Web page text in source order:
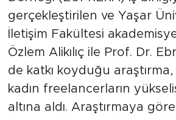
gerçekleştirilen ve Yaşar
İletişim Fakültesi
Özlem Alikılıç ile Prof. Dr.
de katkı koyduğu
kadın freelancerların
altına aldı. Araştırmaya